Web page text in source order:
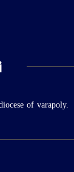
of varapoly.